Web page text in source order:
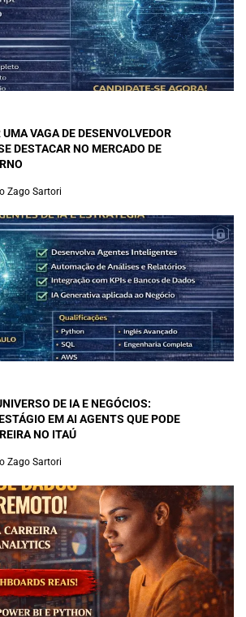
VAGA DE DESENVOLVEDOR
DESTACAR NO MERCADO DE
Zago Sartori
DE IA E NEGÓCIOS:
EM AI AGENTS QUE PODE
NO ITAÚ
Zago Sartori